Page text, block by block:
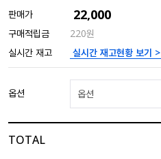
판매가 22,000
구매적립금
220원
실시간 재고
실시간 재고현황 보기 >
옵션 옵션
TOTAL